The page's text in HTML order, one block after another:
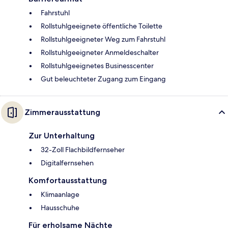
Fahrstuhl
Rollstuhlgeeignete öffentliche Toilette
Rollstuhlgeeigneter Weg zum Fahrstuhl
Rollstuhlgeeigneter Anmeldeschalter
Rollstuhlgeeignetes Businesscenter
Gut beleuchteter Zugang zum Eingang
Zimmerausstattung
Zur Unterhaltung
32-Zoll Flachbildfernseher
Digitalfernsehen
Komfortausstattung
Klimaanlage
Hausschuhe
Für erholsame Nächte